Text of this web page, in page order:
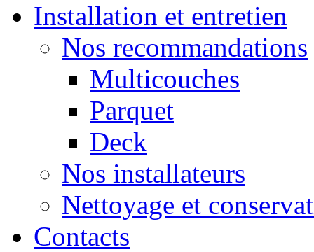
Installation et entretien
Nos recommandations
Multicouches
Parquet
Deck
Nos installateurs
Nettoyage et
Contacts